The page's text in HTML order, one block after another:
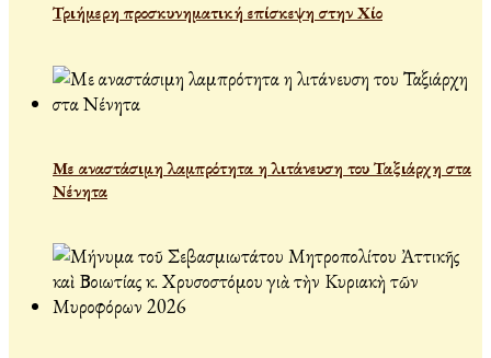
Τριήμερη προσκυνηματική επίσκεψη στην Χίο
Με αναστάσιμη λαμπρότητα η λιτάνευση του Ταξιάρχη στα
Νένητα